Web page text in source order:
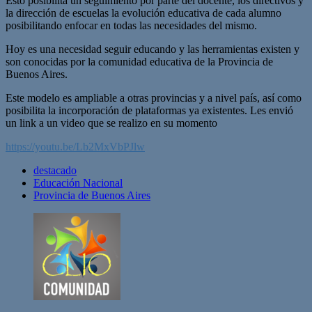
la dirección de escuelas la evolución educativa de cada alumno
posibilitando enfocar en todas las necesidades del mismo.
Hoy es una necesidad seguir educando y las herramientas existen y
son conocidas por la comunidad educativa de la Provincia de
Buenos Aires.
Este modelo es ampliable a otras provincias y a nivel país, así como
posibilita la incorporación de plataformas ya existentes. Les envió
un link a un video que se realizo en su momento
https://youtu.be/Lb2MxVbPJlw
destacado
Educación Nacional
Provincia de Buenos Aires